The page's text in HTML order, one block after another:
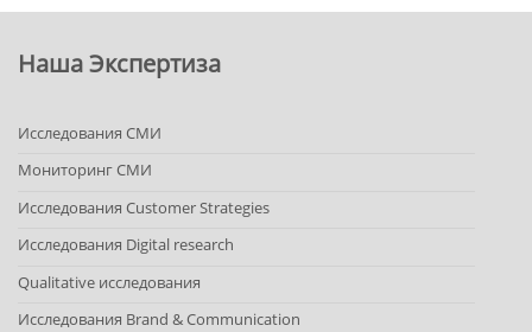
Наша Экспертиза
Исследования СМИ
Мониторинг СМИ
Исследования Customer Strategies
Исследования Digital research
Qualitative исследования
Исследования Brand & Communication